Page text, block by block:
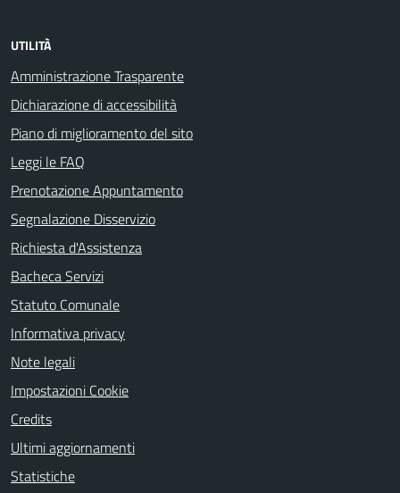
UTILITÀ
Amministrazione Trasparente
Dichiarazione di accessibilità
Piano di miglioramento del sito
Leggi le FAQ
Prenotazione Appuntamento
Segnalazione Disservizio
Richiesta d'Assistenza
Bacheca Servizi
Statuto Comunale
Informativa privacy
Note legali
Impostazioni Cookie
Credits
Ultimi aggiornamenti
Statistiche